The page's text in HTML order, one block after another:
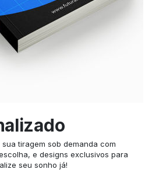
tiragem sob demanda com
e designs exclusivos para
seu sonho já!